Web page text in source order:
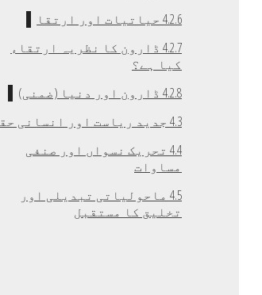
4.2.6 حیاتیات اور ارتقا
4.2.7 ڈارون کا نظریہ ارتقاء
کیا ہے؟
4.2.8 ڈارون اور دنیا (ضمنی)
4.3 جدید ریاست اور انسانی حقوق
4.4 تحریک نسواں اور صنفی
مساوات
4.5 ماحولیاتی تبدیلی اور
تخلیق کا مستقبل